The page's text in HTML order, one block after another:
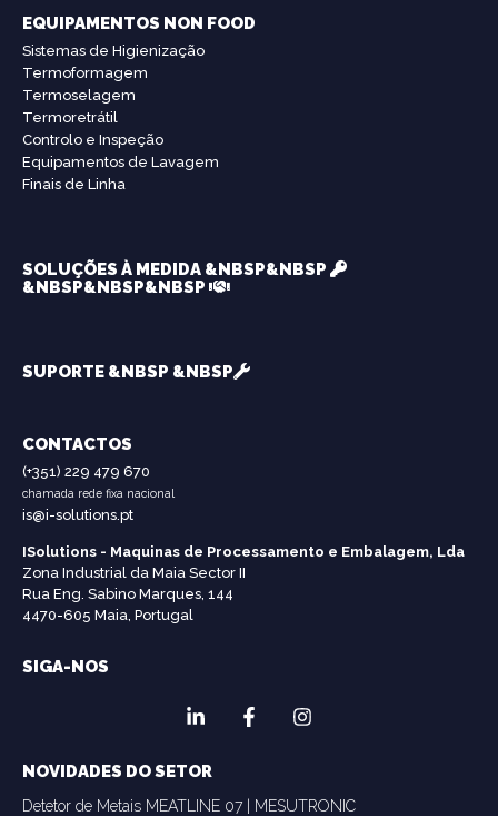
EQUIPAMENTOS NON FOOD
Sistemas de Higienização
Termoformagem
Termoselagem
Termoretrátil
Controlo e Inspeção
Equipamentos de Lavagem
Finais de Linha
SOLUÇÕES À MEDIDA &NBSP&NBSP
&NBSP&NBSP&NBSP
SUPORTE &NBSP &NBSP
CONTACTOS
(+351) 229 479 670
chamada rede fixa nacional
is@i-solutions.pt
ISolutions - Maquinas de Processamento e Embalagem, Lda
Zona Industrial da Maia Sector II
Rua Eng. Sabino Marques, 144
4470-605 Maia, Portugal
SIGA-NOS
NOVIDADES DO SETOR
Detetor de Metais MEATLINE 07 | MESUTRONIC